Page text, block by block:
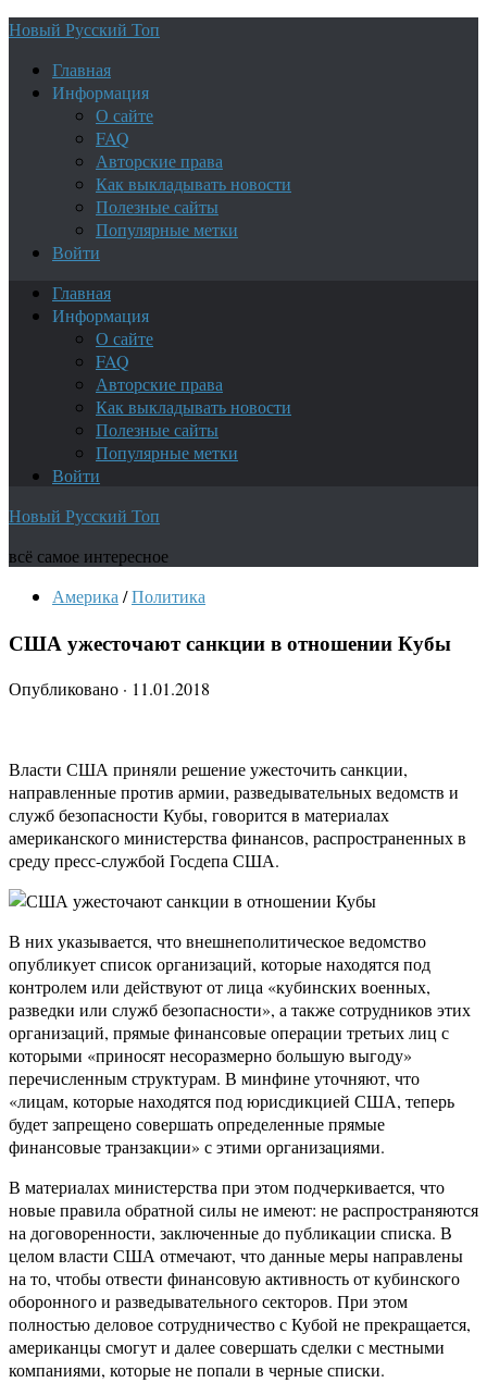
Новый Русский Топ
Главная
Информация
О сайте
FAQ
Авторские права
Как выкладывать новости
Полезные сайты
Популярные метки
Войти
Главная
Информация
О сайте
FAQ
Авторские права
Как выкладывать новости
Полезные сайты
Популярные метки
Войти
Новый Русский Топ
всё самое интересное
Америка /Политика
США ужесточают санкции в отношении Кубы
Опубликовано · 11.01.2018
Власти США приняли решение ужесточить санкции,
направленные против армии, разведывательных ведомств и
служб безопасности Кубы, говорится в материалах
американского министерства финансов, распространенных в
среду пресс-службой Госдепа США.
В них указывается, что внешнеполитическое ведомство
опубликует список организаций, которые находятся под
контролем или действуют от лица «кубинских военных,
разведки или служб безопасности», а также сотрудников этих
организаций, прямые финансовые операции третьих лиц с
которыми «приносят несоразмерно большую выгоду»
перечисленным структурам. В минфине уточняют, что
«лицам, которые находятся под юрисдикцией США, теперь
будет запрещено совершать определенные прямые
финансовые транзакции» с этими организациями.
В материалах министерства при этом подчеркивается, что
новые правила обратной силы не имеют: не распространяются
на договоренности, заключенные до публикации списка. В
целом власти США отмечают, что данные меры направлены
на то, чтобы отвести финансовую активность от кубинского
оборонного и разведывательного секторов. При этом
полностью деловое сотрудничество с Кубой не прекращается,
американцы смогут и далее совершать сделки с местными
компаниями, которые не попали в черные списки.